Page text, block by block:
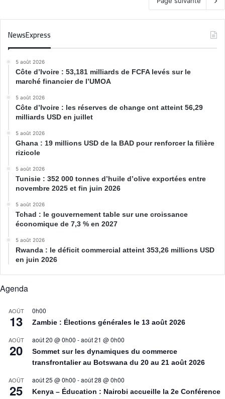
NewsExpress
5 août 2026
Côte d’Ivoire : 53,181 milliards de FCFA levés sur le
marché financier de l’UMOA
5 août 2026
Côte d’Ivoire : les réserves de change ont atteint 56,29
milliards USD en juillet
5 août 2026
Ghana : 19 millions USD de la BAD pour renforcer la filière
rizicole
5 août 2026
Tunisie : 352 000 tonnes d’huile d’olive exportées entre
novembre 2025 et fin juin 2026
5 août 2026
Tchad : le gouvernement table sur une croissance
économique de 7,3 % en 2027
5 août 2026
Rwanda : le déficit commercial atteint 353,26 millions USD
en juin 2026
Agenda
AOÛT
13
0h00
Zambie : Élections générales le 13 août 2026
AOÛT
20
août 20 @ 0h00 -août 21 @ 0h00
Sommet sur les dynamiques du commerce
transfrontalier au Botswana du 20 au 21 août 2026
AOÛT
25
août 25 @ 0h00 -août 28 @ 0h00
Kenya – Éducation : Nairobi accueille la 2e Conférence